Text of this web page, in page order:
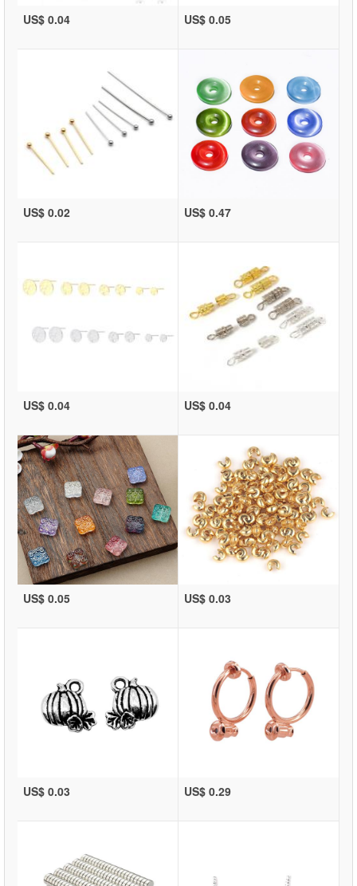
US$ 0.04 US$ 0.05
US$ 0.02 US$ 0.47
US$ 0.04 US$ 0.04
US$ 0.05 US$ 0.03
US$ 0.03 US$ 0.29